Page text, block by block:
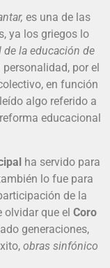
es una de las
ya los griegos lo
la educación de
por el
en función
algo referido a
educacional
ha servido para
lo fue para
de la
olvidar que el Coro
generaciones,
obras sinfónico